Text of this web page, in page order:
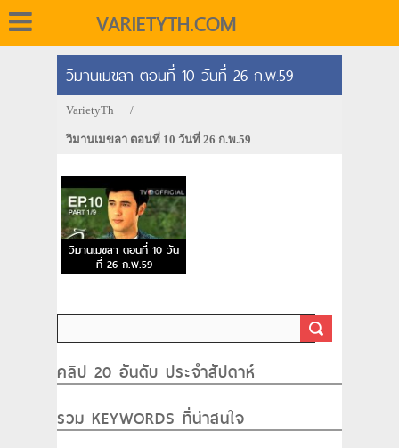
VARIETYTH.COM
วิมานเมขลา ตอนที่ 10 วันที่ 26 ก.พ.59
VarietyTh /
วิมานเมขลา ตอนที่ 10 วันที่ 26 ก.พ.59
วิมานเมขลา ตอนที่ 10 วัน
ที่ 26 ก.พ.59
คลิป 20 อันดับ ประจำสัปดาห์
รวม KEYWORDS ที่น่าสนใจ